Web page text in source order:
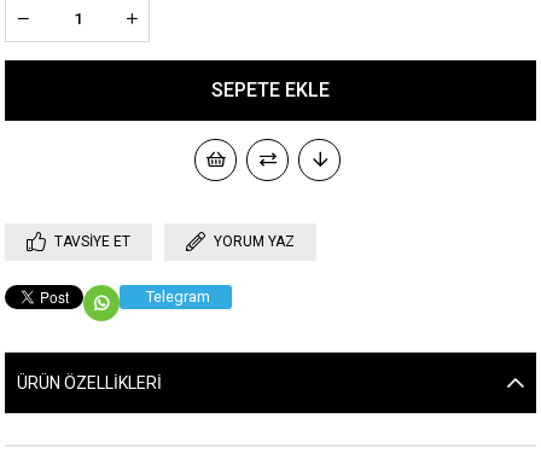
TAVSIYE ET YORUM YAZ
Telegram
ÜRÜN ÖZELLIKLERI